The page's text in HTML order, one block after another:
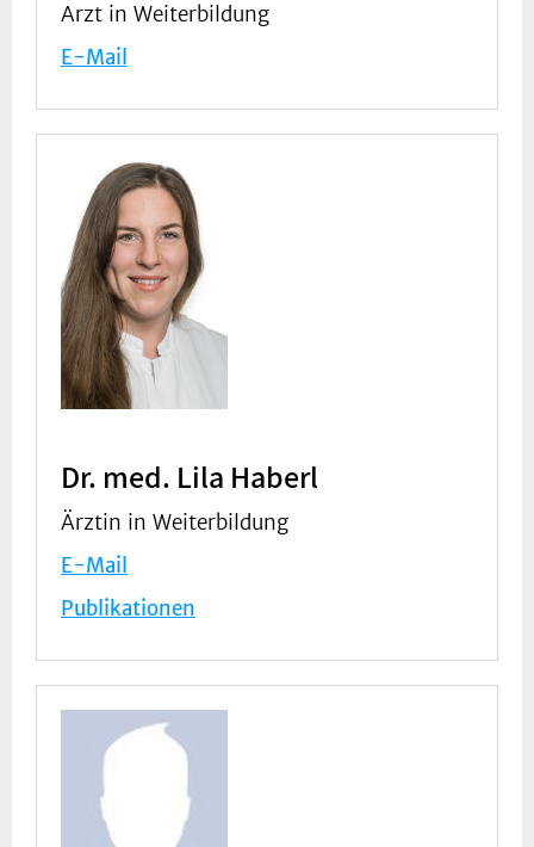
Arzt in Weiterbildung
E-Mail
Dr. med. Lila Haberl
Ärztin in Weiterbildung
E-Mail
Publikationen